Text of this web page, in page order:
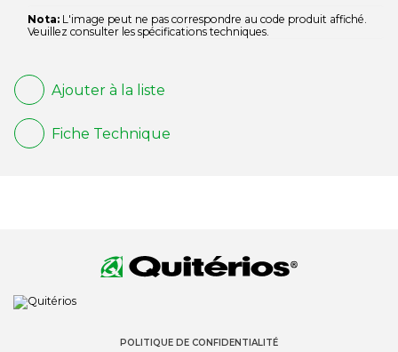
Nota: L'image peut ne pas correspondre au code produit affiché.
Veuillez consulter les spécifications techniques.
Ajouter à la liste
Fiche Technique
POLITIQUE DE CONFIDENTIALITÉ